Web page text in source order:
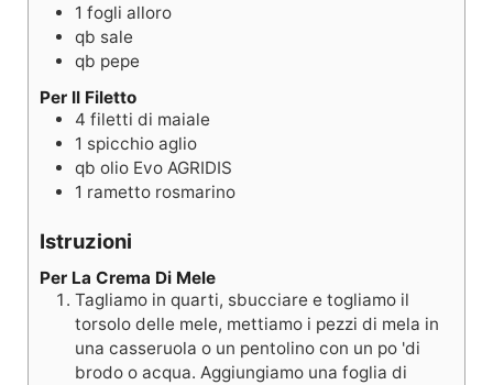
1 fogli alloro
qb sale
qb pepe
Per Il Filetto
4 filetti di maiale
1 spicchio aglio
qb olio Evo AGRIDIS
1 rametto rosmarino
Istruzioni
Per La Crema Di Mele
Tagliamo in quarti, sbucciare e togliamo il
torsolo delle mele, mettiamo i pezzi di mela in
una casseruola o un pentolino con un po 'di
brodo o acqua. Aggiungiamo una foglia di